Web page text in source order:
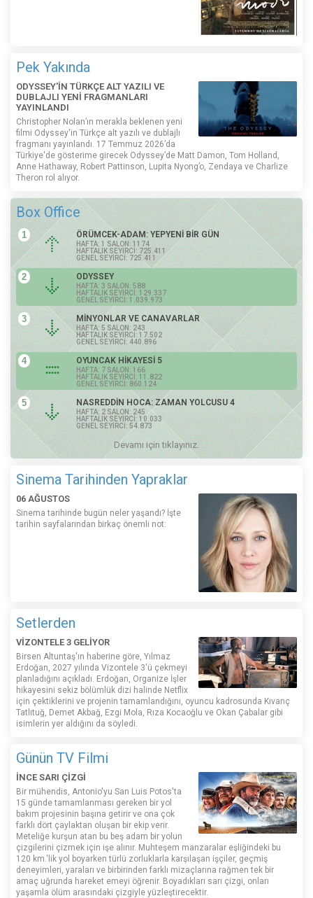
Pek Yakında
ODYSSEY'İN TÜRKÇE ALT YAZILI VE
DUBLAJLI YENİ FRAGMANLARI
YAYINLANDI
Christopher Nolan’ın merakla beklenen yeni
filmi Odyssey'in Türkçe alt yazılı ve dublajlı
fragmanı yayınlandı. 17 Temmuz 2026’da
Türkiye'de gösterime girecek Odyssey’de Matt Damon, Tom Holland,
Anne Hathaway, Robert Pattinson, Lupita Nyong’o, Zendaya ve Charlize
Theron rol alıyor.
Box Office
1 ÖRÜMCEK-ADAM: YEPYENİ BİR GÜN
HAFTA: 1 SALON: 1174
HAFTALIK SEYİRCİ: 725.411
GENEL SEYİRCİ: 725.411
2 ODYSSEY
HAFTA: 3 SALON: 588
HAFTALIK SEYİRCİ: 129.337
GENEL SEYİRCİ: 1.039.973
3 MİNYONLAR VE CANAVARLAR
HAFTA: 5 SALON: 243
HAFTALIK SEYİRCİ: 17.502
GENEL SEYİRCİ: 440.896
4 OYUNCAK HİKAYESİ 5
HAFTA: 7 SALON: 166
HAFTALIK SEYİRCİ: 11.822
GENEL SEYİRCİ: 860.124
5 NASREDDİN HOCA: ZAMAN YOLCUSU 4
HAFTA: 2 SALON: 245
HAFTALIK SEYİRCİ: 10.033
GENEL SEYİRCİ: 54.873
Devamı için tıklayınız.
Sinema Tarihinden Yapraklar
06 AĞUSTOS
Sinema tarihinde bugün neler yaşandı? İşte
tarihin sayfalarından birkaç önemli not:
Setlerden
VİZONTELE 3 GELİYOR
Birsen Altuntaş'ın haberine göre, Yılmaz
Erdoğan, 2027 yılında Vizontele 3'ü çekmeyi
planladığını açıkladı. Erdoğan, Organize İşler
hikayesini sekiz bölümlük dizi halinde Netflix
için çektiklerini ve projenin tamamlandığını, oyuncu kadrosunda Kıvanç
Tatlıtuğ, Demet Akbağ, Ezgi Mola, Rıza Kocaoğlu ve Okan Çabalar gibi
isimlerin yer aldığını da söyledi.
Günün TV Filmi
İNCE SARI ÇİZGİ
Bir mühendis, Antonio'yu San Luis Potos'ta
15 günde tamamlanması gereken bir yol
bakım projesinin başına getirir ve ona çok
farklı dört çaylaktan oluşan bir ekip verir.
Meteliğe kurşun atan bu beş adam bir yolun
çizgilerini çizmek için işe alınır. Muhteşem manzaralar eşliğindeki bu
120 km.'lik yol boyarken türlü zorluklarla karşılaşan işçiler, geçmiş
deneyimleri, yaraları ve birbirinden farklı mizaçlarına rağmen tek bir
amaç uğrunda hareket emeyi öğrenir. Boyadıkları sarı çizgi, onları
yaşamla ölüm arasındaki çizgiyle yüzleştirecektir.